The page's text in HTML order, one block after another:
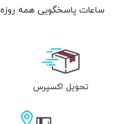
ساعات پاسخگویی همه روزه 9 الی 21
تحویل اکسپرس